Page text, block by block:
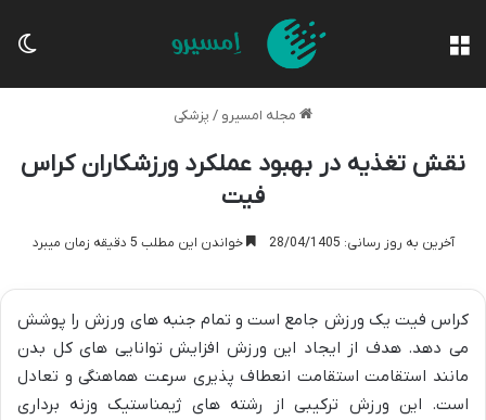
مجله امسیرو / پزشکی
نقش تغذیه در بهبود عملکرد ورزشکاران کراس
فیت
آخرین به روز رسانی: 28/04/1405 خواندن این مطلب 5 دقیقه زمان میبرد
کراس فیت یک ورزش جامع است و تمام جنبه های ورزش را پوشش
می دهد. هدف از ایجاد این ورزش افزایش توانایی های کل بدن
مانند استقامت استقامت انعطاف پذیری سرعت هماهنگی و تعادل
است. این ورزش ترکیبی از رشته های ژیمناستیک وزنه برداری